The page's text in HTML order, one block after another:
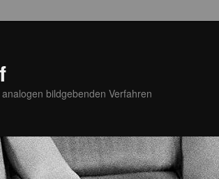
bildgebenden Verfahren